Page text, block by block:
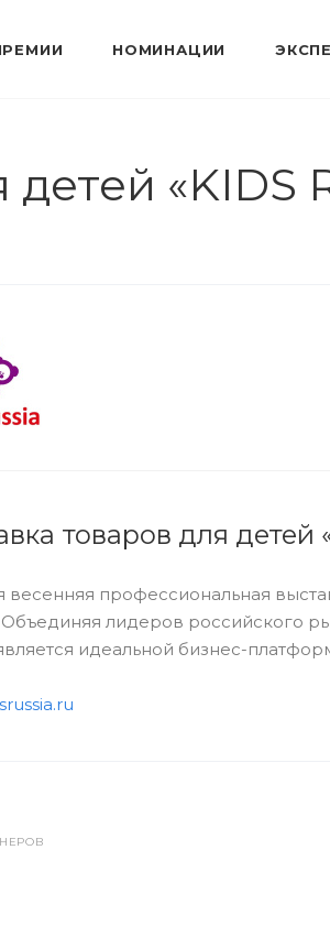
НОМИНАЦИИ
«KIDS
товаров для детей
весенняя профессиональная
лидеров российского
идеальной бизнес-